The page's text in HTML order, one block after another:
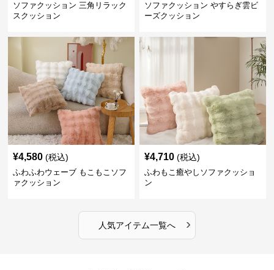
ソファクッション 三角リラック
スクッション
ソファクッション やすらぎ雲ビ
ーズクッション
¥4,580 (税込)
ふわふわウェーブ もこもこソフ
ァクッション
¥4,710 (税込)
ふわもこ癒やしソファクッショ
ン
人気アイテム一覧へ ›